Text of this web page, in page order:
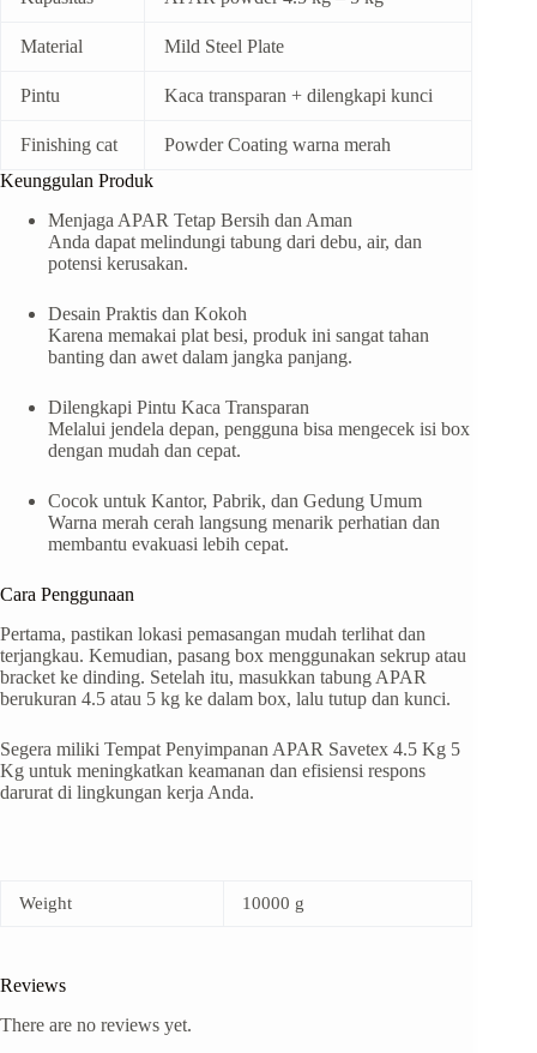
Material Mild Steel Plate
Pintu Kaca transparan + dilengkapi kunci
Finishing cat
Powder Coating warna merah
Keunggulan Produk
Menjaga APAR Tetap Bersih dan Aman
Anda dapat melindungi tabung dari debu, air, dan
potensi kerusakan.
Desain Praktis dan Kokoh
Karena memakai plat besi, produk ini sangat tahan
banting dan awet dalam jangka panjang.
Dilengkapi Pintu Kaca Transparan
Melalui jendela depan, pengguna bisa mengecek isi box
dengan mudah dan cepat.
Cocok untuk Kantor, Pabrik, dan Gedung Umum
Warna merah cerah langsung menarik perhatian dan
membantu evakuasi lebih cepat.
Cara Penggunaan
Pertama, pastikan lokasi pemasangan mudah terlihat dan
terjangkau. Kemudian, pasang box menggunakan sekrup atau
bracket ke dinding. Setelah itu, masukkan tabung APAR
berukuran 4.5 atau 5 kg ke dalam box, lalu tutup dan kunci.
Segera miliki Tempat Penyimpanan APAR Savetex 4.5 Kg 5
Kg untuk meningkatkan keamanan dan efisiensi respons
darurat di lingkungan kerja Anda.
Weight 10000 g
Reviews
There are no reviews yet.